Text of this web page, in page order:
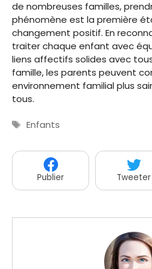
de nombreuses familles,
phénomène est la première
changement positif. En
traiter chaque enfant avec
liens affectifs solides avec
famille, les parents peuvent
environnement familial plus
tous.
Étiquettes
Enfants
Publier Tweeter